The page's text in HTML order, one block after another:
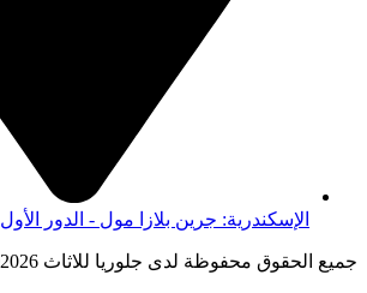
الإسكندرية: جرين بلازا مول - الدور الأول
جميع الحقوق محفوظة لدى جلوريا للاثاث 2026©